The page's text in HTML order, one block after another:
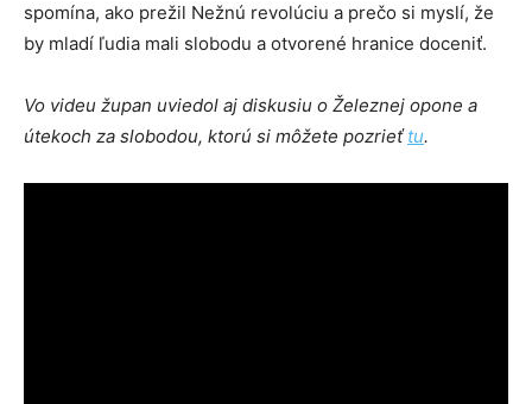
spomína, ako prežil Nežnú revolúciu a prečo si myslí, že
by mladí ľudia mali slobodu a otvorené hranice doceniť.
Vo videu župan uviedol aj diskusiu o Železnej opone a
útekoch za slobodou, ktorú si môžete pozrieťtu.